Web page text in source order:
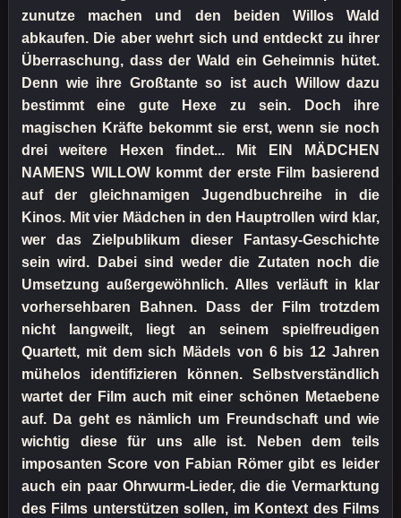
zunutze machen und den beiden Willos Wald
abkaufen. Die aber wehrt sich und entdeckt zu ihrer
Überraschung, dass der Wald ein Geheimnis hütet.
Denn wie ihre Großtante so ist auch Willow dazu
bestimmt eine gute Hexe zu sein. Doch ihre
magischen Kräfte bekommt sie erst, wenn sie noch
drei weitere Hexen findet... Mit EIN MÄDCHEN
NAMENS WILLOW kommt der erste Film basierend
auf der gleichnamigen Jugendbuchreihe in die
Kinos. Mit vier Mädchen in den Hauptrollen wird klar,
wer das Zielpublikum dieser Fantasy-Geschichte
sein wird. Dabei sind weder die Zutaten noch die
Umsetzung außergewöhnlich. Alles verläuft in klar
vorhersehbaren Bahnen. Dass der Film trotzdem
nicht langweilt, liegt an seinem spielfreudigen
Quartett, mit dem sich Mädels von 6 bis 12 Jahren
mühelos identifizieren können. Selbstverständlich
wartet der Film auch mit einer schönen Metaebene
auf. Da geht es nämlich um Freundschaft und wie
wichtig diese für uns alle ist. Neben dem teils
imposanten Score von Fabian Römer gibt es leider
auch ein paar Ohrwurm-Lieder, die die Vermarktung
des Films unterstützen sollen, im Kontext des Films